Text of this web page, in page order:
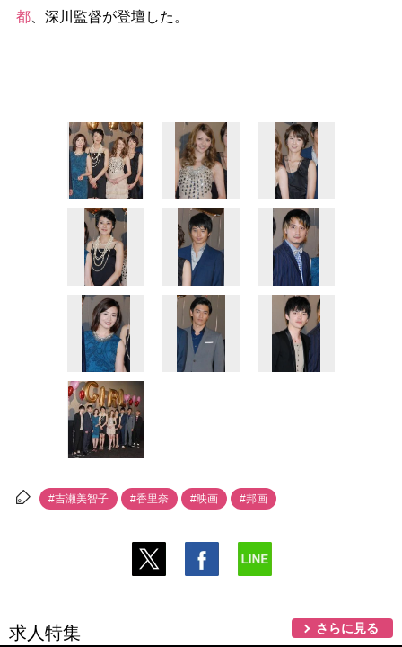
都、深川監督が登壇した。
#吉瀬美智子 #香里奈 #映画 #邦画
求人特集 さらに見る